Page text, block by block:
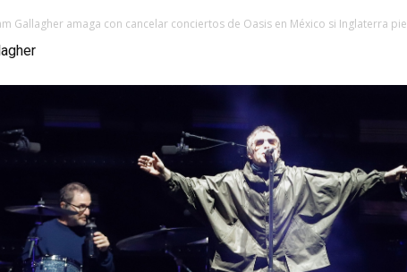
Gallagher amaga con cancelar conciertos de Oasis en México si Inglaterra